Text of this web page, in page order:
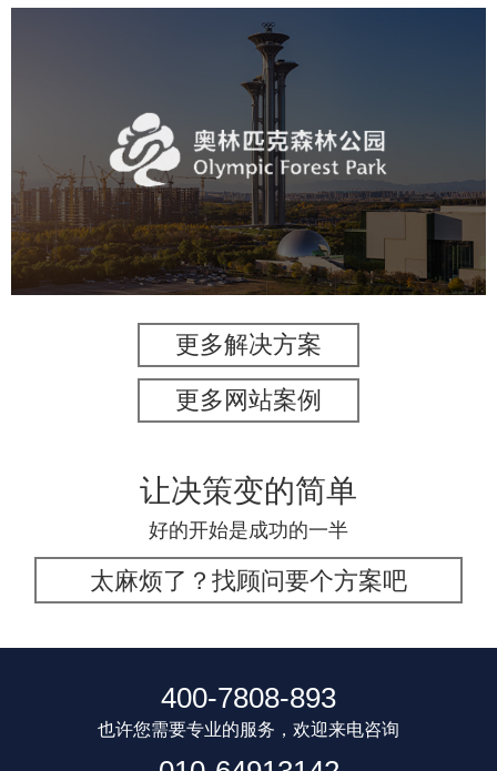
奥体森林公园
旅游休闲 公园 AI人工智能
智慧公园
智慧体育公园
智能步道 智能大数据平台
更多解决方案
更多网站案例
让决策变的简单
好的开始是成功的一半
太麻烦了？找顾问要个方案吧
400-7808-893
也许您需要专业的服务，欢迎来电咨询